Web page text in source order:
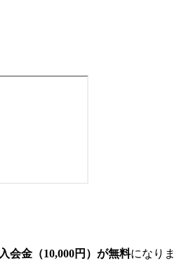
入会金（10,000円）が無料になりま